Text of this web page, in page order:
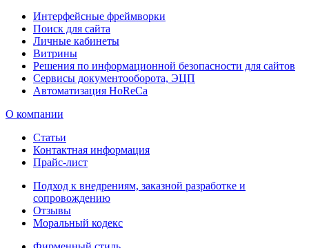
Интерфейсные фреймворки
Поиск для сайта
Личные кабинеты
Витрины
Решения по информационной безопасности для сайтов
Сервисы документооборота, ЭЦП
Автоматизация HoReCa
О компании
Статьи
Контактная информация
Прайс-лист
Подход к внедрениям, заказной разработке и
сопровождению
Отзывы
Моральный кодекс